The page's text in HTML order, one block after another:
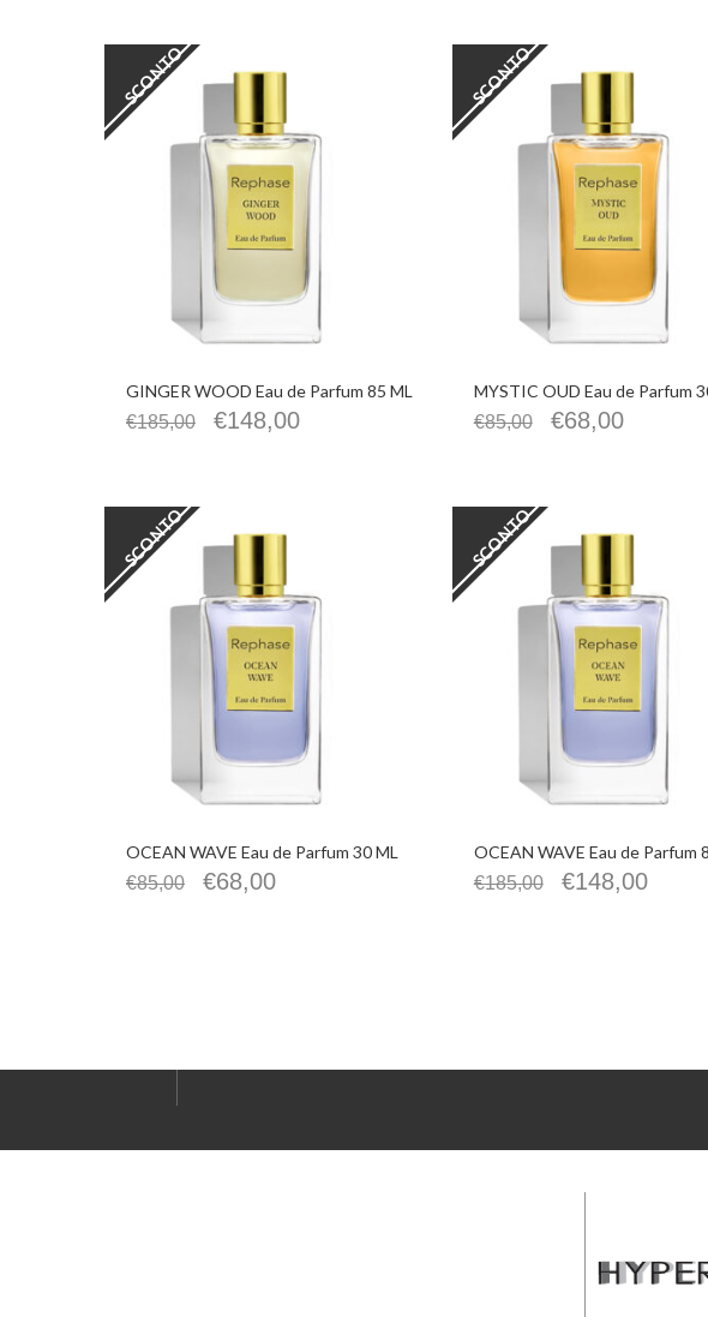
SCONTO
GINGER WOOD Eau de Parfum 85 ML
€185,00 €148,00
SCONTO
MYSTIC OUD Eau de Parfum
€85,00 €68,00
SCONTO
OCEAN WAVE Eau de Parfum 30 ML
€85,00 €68,00
SCONTO
OCEAN WAVE Eau de Parfum
€185,00 €148,00